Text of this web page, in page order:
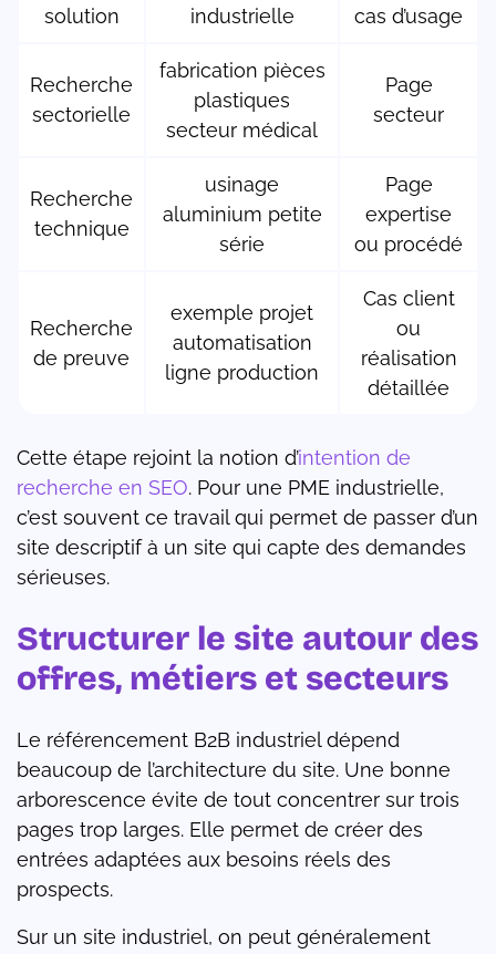
solution
industrielle
cas d’usage
Recherche
sectorielle
fabrication pièces
plastiques
secteur médical
Page
secteur
Recherche
technique
usinage
aluminium petite
série
Page
expertise
ou procédé
Recherche
de preuve
exemple projet
automatisation
ligne production
Cas client
ou
réalisation
détaillée
Cette étape rejoint la notion d’intention de
recherche en SEO. Pour une PME industrielle,
c’est souvent ce travail qui permet de passer d’un
site descriptif à un site qui capte des demandes
sérieuses.
Structurer le site autour des
offres, métiers et secteurs
Le référencement B2B industriel dépend
beaucoup de l’architecture du site. Une bonne
arborescence évite de tout concentrer sur trois
pages trop larges. Elle permet de créer des
entrées adaptées aux besoins réels des
prospects.
Sur un site industriel, on peut généralement